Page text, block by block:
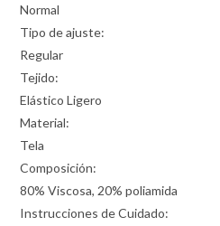
Normal
Tipo de ajuste:
Regular
Tejido:
Elástico Ligero
Material:
Tela
Composición:
80% Viscosa, 20% poliamida
Instrucciones de Cuidado: